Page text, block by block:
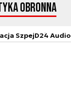
obronna
SzpejD24 Audio